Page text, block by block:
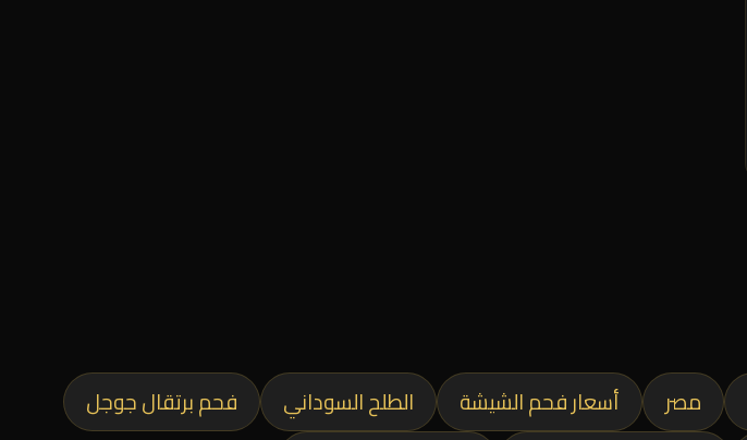
مصر أسعار فحم الشيشة الطلح السوداني
فحم برتقال جوجل